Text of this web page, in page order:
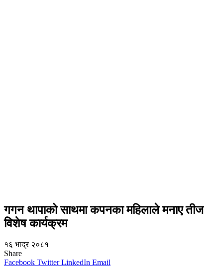
गगन थापाको साथमा कपनका महिलाले मनाए तीज
विशेष कार्यक्रम
१६ भाद्र २०८१
Share
Facebook Twitter LinkedIn Email